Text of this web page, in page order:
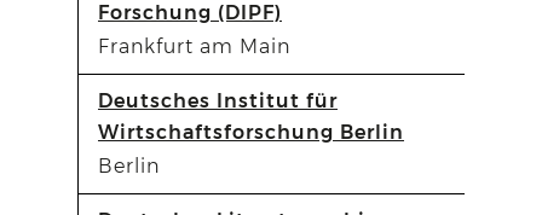
Forschung (DIPF)
Frankfurt am Main
Deutsches Institut für
Wirtschaftsforschung Berlin
Berlin